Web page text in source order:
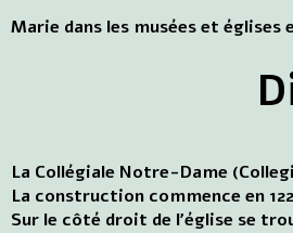
Marie dans les musées et églises
La Collégiale Notre-Dame
La construction commence en
Sur le côté droit de l'église se